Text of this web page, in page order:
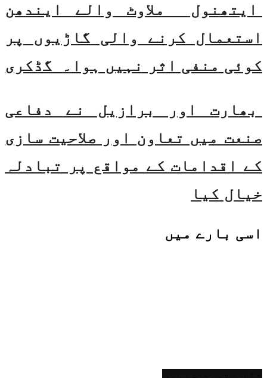
ایتھنول ملاوٹ والے ایندھن
استعمال کرنے والی گاڑیوں پر
کوئی منفی اثر نہیں ہوا۔ گڈکری
بھارت اور برازیل نے دفاعی
صنعت میں تعاون اور صلاحیت سازی
کے اقدامات کے مواقع پر تبادلہ
خیال کیا
اسی بارے میں